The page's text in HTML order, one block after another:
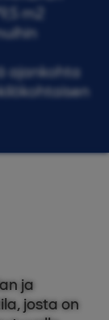
m2
ajankohta
ja
josta on